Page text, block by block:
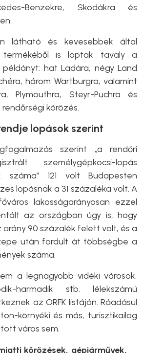
Benzekre, Skodákra és
látható és kevesebbek által
termékéből is loptak tavaly a
hat Ladára, négy Land
három Wartburgra, valamint
Plymouthra, Steyr-Puchra és
körözés.
lopások szerint
szerint „a rendőri
személygépkocsi-lopás
száma” 121 volt Budapesten
lopásnak a 31 százaléka volt. A
lakosságarányosan ezzel
az országban úgy is, hogy
90 százalék felett volt, és a
után fordult át többségbe a
száma.
a legnagyobb vidéki városok,
harmadik stb. lélekszámú
az ORFK listáján. Ráadásul
környéki és más, turisztikailag
város sem.
körözések, gépjárművek,